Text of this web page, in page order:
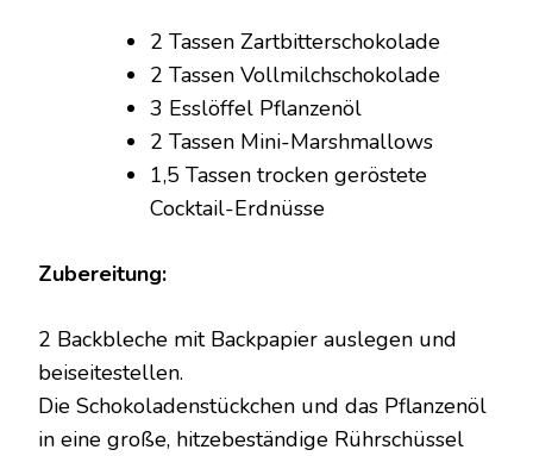
2 Tassen Zartbitterschokolade
2 Tassen Vollmilchschokolade
3 Esslöffel Pflanzenöl
2 Tassen Mini-Marshmallows
1,5 Tassen trocken geröstete
Cocktail-Erdnüsse
Zubereitung:
2 Backbleche mit Backpapier auslegen und
beiseitestellen.
Die Schokoladenstückchen und das Pflanzenöl
in eine große, hitzebeständige Rührschüssel